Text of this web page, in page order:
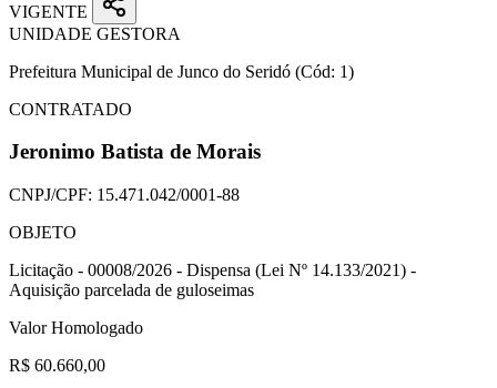
VIGENTE
UNIDADE GESTORA
Prefeitura Municipal de Junco do Seridó (Cód: 1)
CONTRATADO
Jeronimo Batista de Morais
CNPJ/CPF: 15.471.042/0001-88
OBJETO
Licitação - 00008/2026 - Dispensa (Lei Nº 14.133/2021) -
Aquisição parcelada de guloseimas
Valor Homologado
R$ 60.660,00